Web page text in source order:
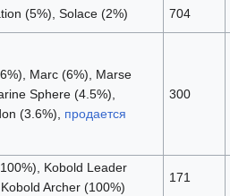
(5%), Solace (2%) 704
Marc (6%), Marse
Sphere (4.5%),
(3.6%), продается
300
Kobold Leader
Archer (100%)
171